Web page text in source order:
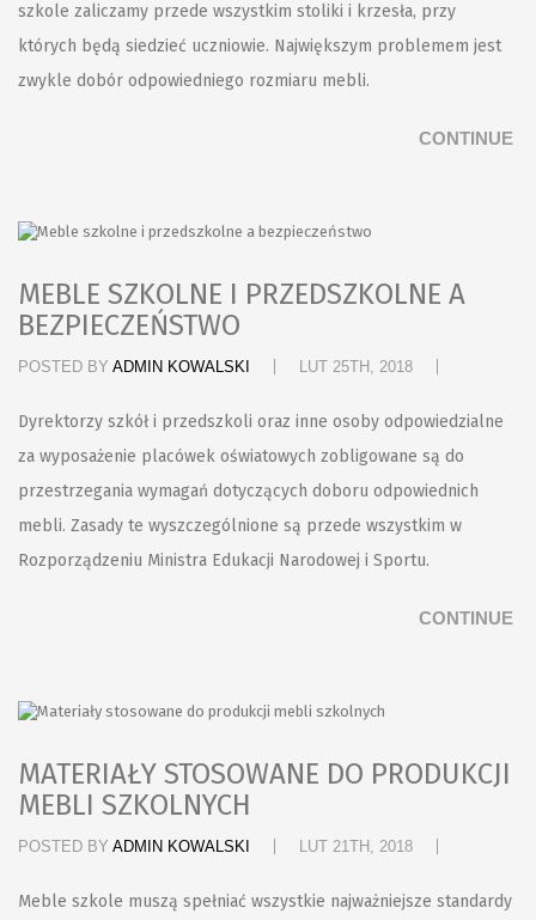
szkole zaliczamy przede wszystkim stoliki i krzesła, przy
których będą siedzieć uczniowie. Największym problemem jest
zwykle dobór odpowiedniego rozmiaru mebli.
CONTINUE
MEBLE SZKOLNE I PRZEDSZKOLNE A
BEZPIECZEŃSTWO
POSTED BY ADMIN KOWALSKI LUT 25TH, 2018
Dyrektorzy szkół i przedszkoli oraz inne osoby odpowiedzialne
za wyposażenie placówek oświatowych zobligowane są do
przestrzegania wymagań dotyczących doboru odpowiednich
mebli. Zasady te wyszczególnione są przede wszystkim w
Rozporządzeniu Ministra Edukacji Narodowej i Sportu.
CONTINUE
MATERIAŁY STOSOWANE DO PRODUKCJI
MEBLI SZKOLNYCH
POSTED BY ADMIN KOWALSKI LUT 21TH, 2018
Meble szkole muszą spełniać wszystkie najważniejsze standardy